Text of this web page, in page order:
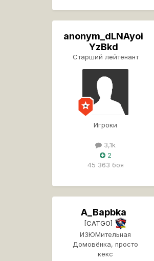
anonym_dLNAyoi
YzBkd
Старший лейтенант
Игроки
3,1k
2
45 363 боя
A_Bapbka
[CATGO]
ИЗЮМительная
Домовёнка, просто
кекс